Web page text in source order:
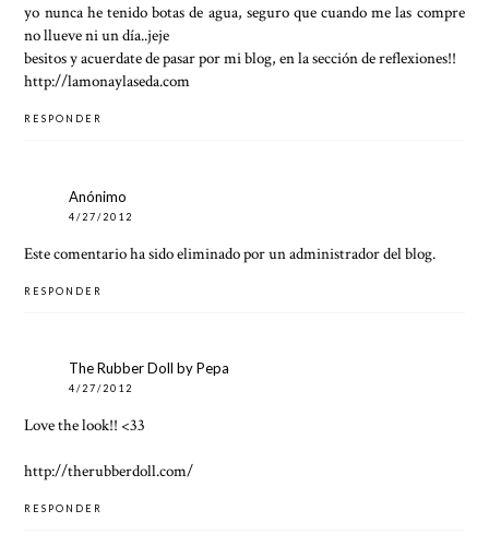
yo nunca he tenido botas de agua, seguro que cuando me las compre
no llueve ni un día..jeje
besitos y acuerdate de pasar por mi blog, en la sección de reflexiones!!
http://lamonaylaseda.com
RESPONDER
Anónimo
4/27/2012
Este comentario ha sido eliminado por un administrador del blog.
RESPONDER
The Rubber Doll by Pepa
4/27/2012
Love the look!! <33
http://therubberdoll.com/
RESPONDER